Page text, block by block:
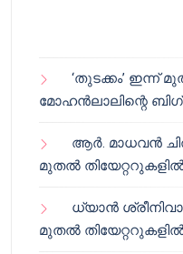
‘തുടക്കം’ ഇന്ന്
മോഹൻലാലിന്റെ ബിഗ്
ആർ. മാധവൻ
മുതൽ
ധ്യാൻ
മുതൽ